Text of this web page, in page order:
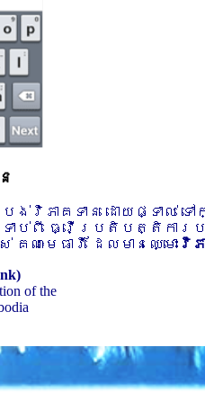
បង់វិភាគទាន ដោយផ្ទាល់
ទាប់ពី ធ្វើប្រតិបត្តិកា
ណៈមេធាវី ដែលមានឈ្មោះ វិភ
of the